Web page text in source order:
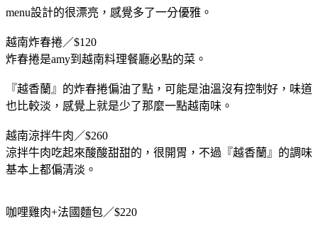
menu設計的很漂亮，感覺多了一分優雅。
越南炸春捲／$120
炸春捲是amy到越南料理餐廳必點的菜。
『越香蘭』的炸春捲偏油了點，可能是油溫沒有控制好，味道
也比較淡，感覺上就是少了那麼一點越南味。
越南涼拌牛肉／$260
涼拌牛肉吃起來酸酸甜甜的，很開胃，不過『越香蘭』的調味
基本上都偏清淡。
咖哩雞肉+法國麵包／$220